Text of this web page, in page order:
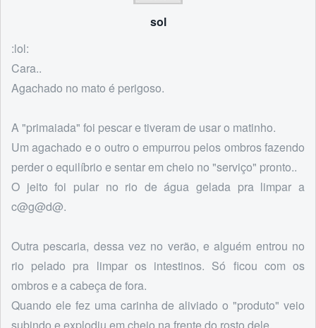
sol
:lol:
Cara..
Agachado no mato é perigoso.
A "primaiada" foi pescar e tiveram de usar o matinho.
Um agachado e o outro o empurrou pelos ombros fazendo
perder o equilíbrio e sentar em cheio no "serviço" pronto..
O jeito foi pular no rio de água gelada pra limpar a
c@g@d@.
Outra pescaria, dessa vez no verão, e alguém entrou no
rio pelado pra limpar os intestinos. Só ficou com os
ombros e a cabeça de fora.
Quando ele fez uma carinha de aliviado o "produto" veio
subindo e explodiu em cheio na frente do rosto dele.